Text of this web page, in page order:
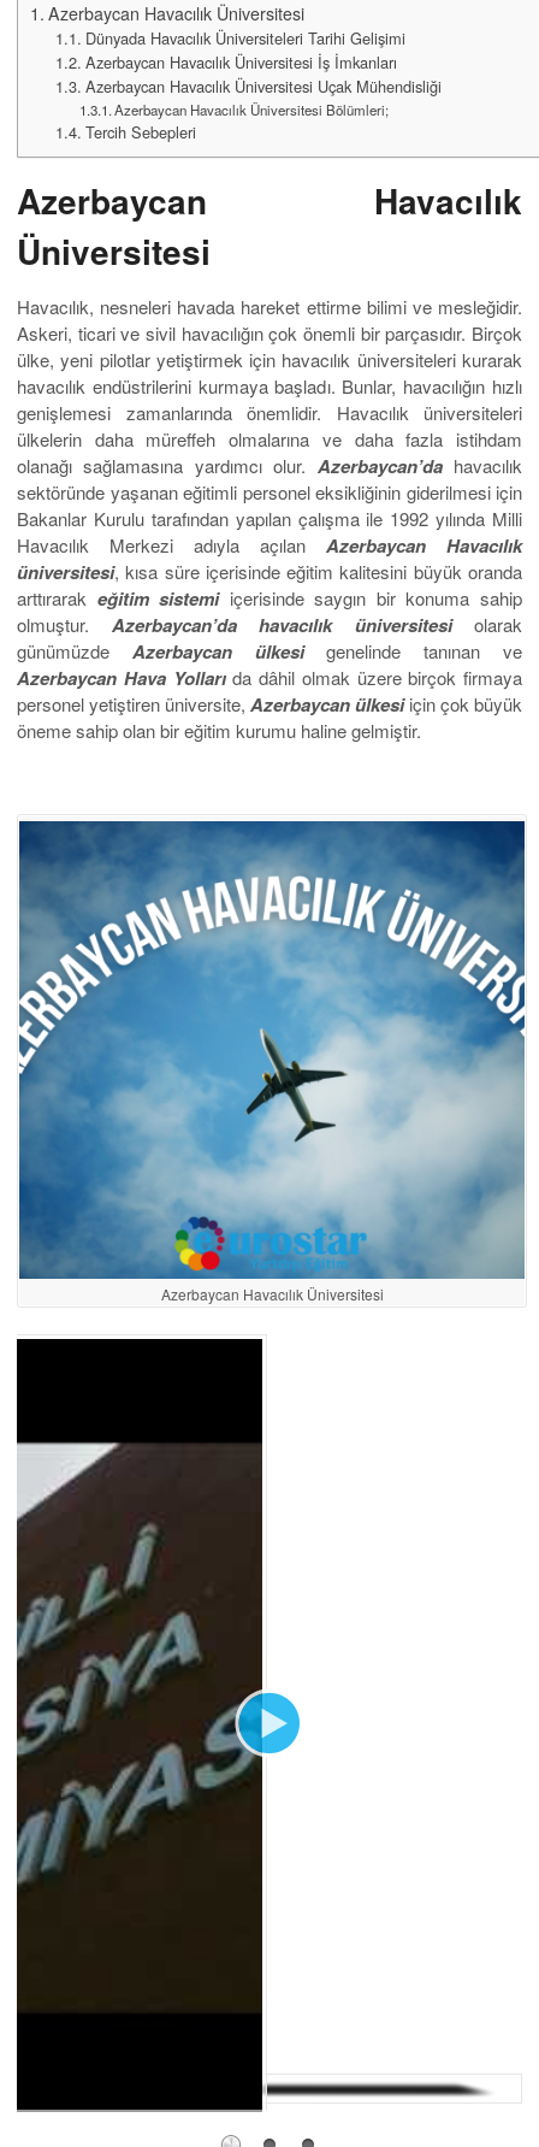
Azerbaycan Havacılık Üniversitesi
Dünyada Havacılık Üniversiteleri Tarihi Gelişimi
Azerbaycan Havacılık Üniversitesi İş İmkanları
Azerbaycan Havacılık Üniversitesi Uçak Mühendisliği
Azerbaycan Havacılık Üniversitesi Bölümleri;
Tercih Sebepleri
Azerbaycan Havacılık
Üniversitesi
Havacılık, nesneleri havada hareket ettirme bilimi ve mesleğidir.
Askeri, ticari ve sivil havacılığın çok önemli bir parçasıdır. Birçok
ülke, yeni pilotlar yetiştirmek için havacılık üniversiteleri kurarak
havacılık endüstrilerini kurmaya başladı. Bunlar, havacılığın hızlı
genişlemesi zamanlarında önemlidir. Havacılık üniversiteleri
ülkelerin daha müreffeh olmalarına ve daha fazla istihdam
olanağı sağlamasına yardımcı olur. Azerbaycan’dahavacılık
sektöründe yaşanan eğitimli personel eksikliğinin giderilmesi için
Bakanlar Kurulu tarafından yapılan çalışma ile 1992 yılında Milli
Havacılık Merkezi adıyla açılan Azerbaycan Havacılık
üniversitesi, kısa süre içerisinde eğitim kalitesini büyük oranda
arttırarak eğitim sistemiiçerisinde saygın bir konuma sahip
olmuştur. Azerbaycan’da havacılık üniversitesiolarak
günümüzde Azerbaycan ülkesigenelinde tanınan ve
Azerbaycan Hava Yollarıda dâhil olmak üzere birçok firmaya
personel yetiştiren üniversite, Azerbaycan ülkesiiçin çok büyük
öneme sahip olan bir eğitim kurumu haline gelmiştir.
Azerbaycan Havacılık Üniversitesi